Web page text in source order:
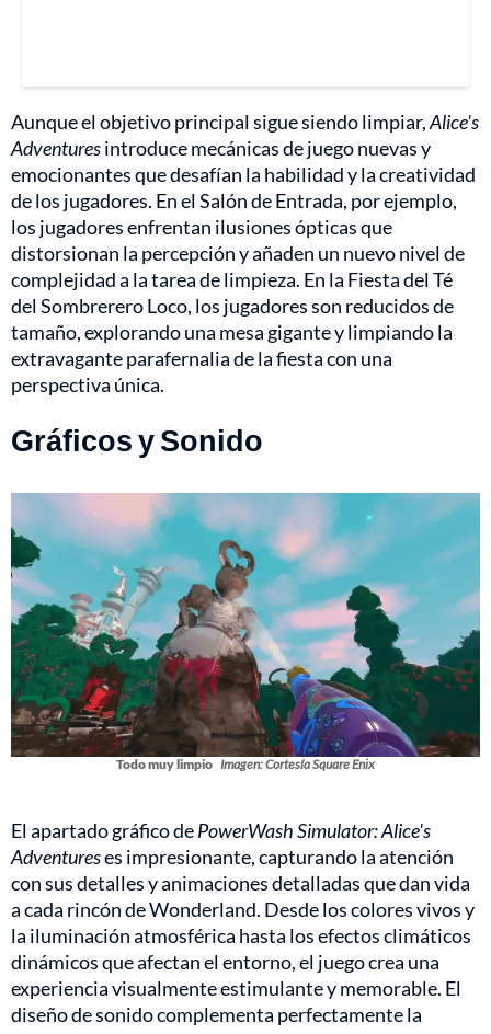
Aunque el objetivo principal sigue siendo limpiar,Alice's
Adventuresintroduce mecánicas de juego nuevas y
emocionantes que desafían la habilidad y la creatividad
de los jugadores. En el Salón de Entrada, por ejemplo,
los jugadores enfrentan ilusiones ópticas que
distorsionan la percepción y añaden un nuevo nivel de
complejidad a la tarea de limpieza. En la Fiesta del Té
del Sombrerero Loco, los jugadores son reducidos de
tamaño, explorando una mesa gigante y limpiando la
extravagante parafernalia de la fiesta con una
perspectiva única.
Gráficos y Sonido
Todo muy limpio Imagen: Cortesía Square Enix
El apartado gráfico dePowerWash Simulator: Alice's
Adventureses impresionante, capturando la atención
con sus detalles y animaciones detalladas que dan vida
a cada rincón de Wonderland. Desde los colores vivos y
la iluminación atmosférica hasta los efectos climáticos
dinámicos que afectan el entorno, el juego crea una
experiencia visualmente estimulante y memorable. El
diseño de sonido complementa perfectamente la